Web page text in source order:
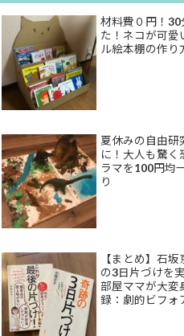
材料費０円！30
た！ネコが可愛
ル絵本棚の作り
夏休みの自由研
に！大人も驚く
ラマを100円均
り
【まとめ】石坂
の3日片づけを
部屋ママが大変
録：劇的ビフォ